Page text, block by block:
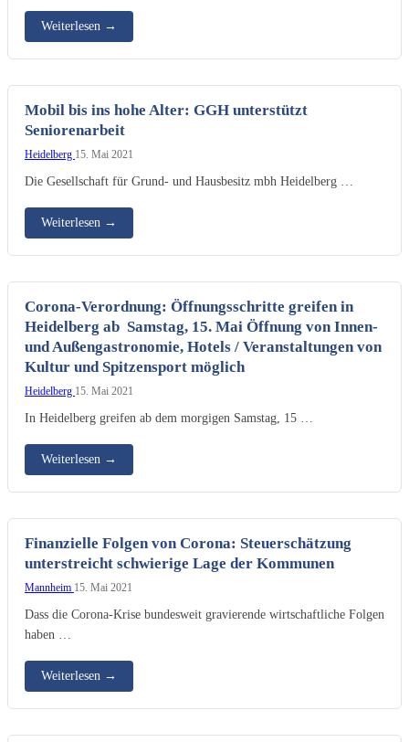
Weiterlesen →
Mobil bis ins hohe Alter: GGH unterstützt
Seniorenarbeit
Heidelberg 15. Mai 2021
Die Gesellschaft für Grund- und Hausbesitz mbh Heidelberg …
Weiterlesen →
Corona-Verordnung: Öffnungsschritte greifen in
Heidelberg ab Samstag, 15. Mai Öffnung von Innen-
und Außengastronomie, Hotels / Veranstaltungen von
Kultur und Spitzensport möglich
Heidelberg 15. Mai 2021
In Heidelberg greifen ab dem morgigen Samstag, 15 …
Weiterlesen →
Finanzielle Folgen von Corona: Steuerschätzung
unterstreicht schwierige Lage der Kommunen
Mannheim 15. Mai 2021
Dass die Corona-Krise bundesweit gravierende wirtschaftliche Folgen
haben …
Weiterlesen →